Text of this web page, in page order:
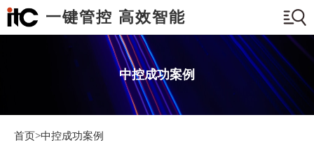
一键管控 高效智能
中控成功案例
首页>中控成功案例